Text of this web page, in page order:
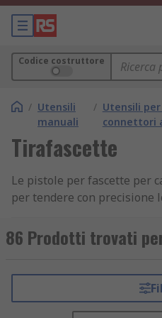
Codice costruttore
/ Utensili
manuali
/ Utensili
connettori
Tirafascette
Le pistole per fascette per
per tendere con precisione
progettati per fornire la
tensionamento e il taglio di
per cavi eliminano le
gli utenti nel processo di
86 Prodotti trovati